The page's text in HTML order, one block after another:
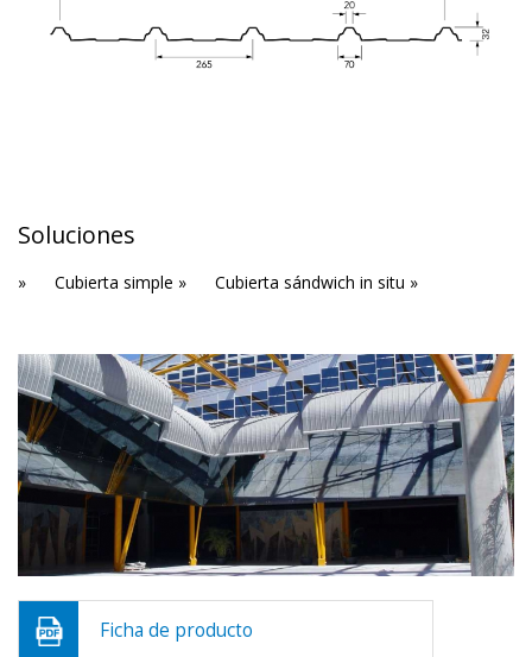
Soluciones
» Cubierta simple » Cubierta sándwich in situ »
Ficha de producto